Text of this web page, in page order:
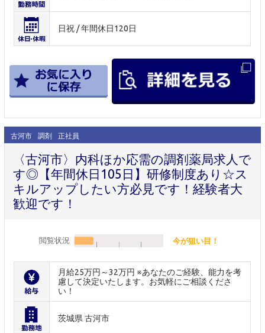
日祝 / 年間休日120日
古河市 調剤 正社員
〈古河市〉内科ほか応需の調剤薬局求人で
す◎【年間休日105日】研修制度あり☆ス
キルアップしたい方必見です！経験者大
歓迎です！
閲覧状況 今が狙い目！
月給25万円～32万円 ※あなたのご経験、能力を考
慮して決定いたします。お気軽にご相談くださ
い！
茨城県 古河市